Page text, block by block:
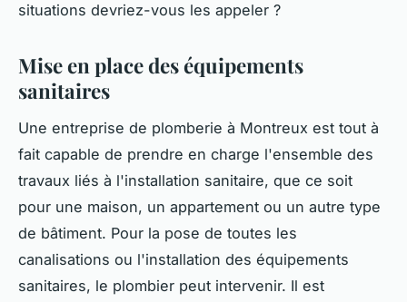
situations devriez-vous les appeler ?
Mise en place des équipements
sanitaires
Une entreprise de plomberie à Montreux est tout à
fait capable de prendre en charge l'ensemble des
travaux liés à l'installation sanitaire, que ce soit
pour une maison, un appartement ou un autre type
de bâtiment. Pour la pose de toutes les
canalisations ou l'installation des équipements
sanitaires, le plombier peut intervenir. Il est